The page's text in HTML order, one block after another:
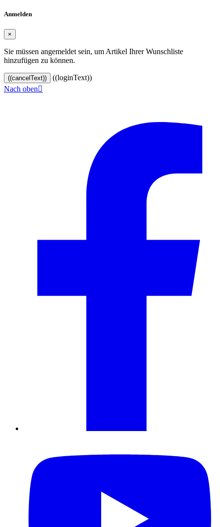
Anmelden
×
Sie müssen angemeldet sein, um Artikel Ihrer Wunschliste
hinzufügen zu können.
((cancelText))
((loginText))
Nach oben